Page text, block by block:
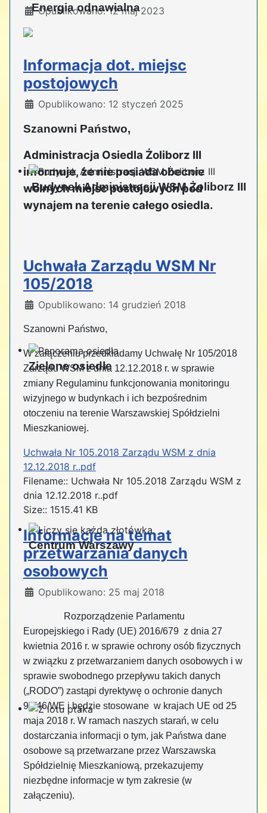
Energia odnawialna
Budynek Administracji WSM Żoliborz III
Zielone osiedle
Centrum Warszawy
Szczegóły
Opublikowano: 12 maj 2023
Informacja dot. miejsc
postojowych
Szczegóły
Opublikowano: 12 styczeń 2025
Szanowni Państwo,
Administracja Osiedla Żoliborz III
informuje, że nie posiada obecnie
wolnych miejsc postojowych pod
wynajem na terenie całego osiedla.
Uchwała Zarządu WSM Nr
105/2018
Szczegóły
Opublikowano: 14 grudzień 2018
Szanowni Państwo,
W załączeniu przedkładamy Uchwałę Nr 105/2018
Zarządu WSM z dnia 12.12.2018 r. w sprawie
zmiany Regulaminu funkcjonowania monitoringu
wizyjnego w budynkach i ich bezpośrednim
otoczeniu na terenie Warszawskiej Spółdzielni
Mieszkaniowej.
Uchwała Nr 105.2018 Zarządu WSM z dnia
12.12.2018 r..pdf
Filename:: Uchwała Nr 105.2018 Zarządu WSM z
dnia 12.12.2018 r..pdf
Size:: 1515.41 KB
Informacje na temat
przetwarzania danych
osobowych
Szczegóły
Opublikowano: 25 maj 2018
Rozporządzenie Parlamentu
Europejskiego i Rady (UE) 2016/679 z dnia 27
kwietnia 2016 r. w sprawie ochrony osób fizycznych
w związku z przetwarzaniem danych osobowych i w
sprawie swobodnego przepływu takich danych
(„RODO”) zastąpi dyrektywę o ochronie danych
95/46/WE i będzie stosowane w krajach UE od 25
maja 2018 r. W ramach naszych starań, w celu
dostarczania informacji o tym, jak Państwa dane
osobowe są przetwarzane przez Warszawska
Spółdzielnię Mieszkaniową, przekazujemy
niezbędne informacje w tym zakresie (w
załączeniu).